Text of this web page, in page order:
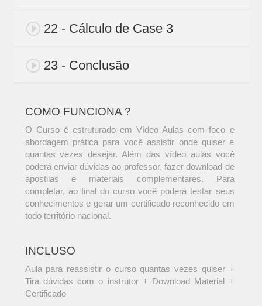
22 - Cálculo de Case 3
23 - Conclusão
COMO FUNCIONA ?
O Curso é estruturado em Vídeo Aulas com foco e
abordagem prática para você assistir onde quiser e
quantas vezes desejar. Além das vídeo aulas você
poderá enviar dúvidas ao professor, fazer download de
apostilas e materiais complementares. Para
completar, ao final do curso você poderá testar seus
conhecimentos e gerar um certificado reconhecido em
todo território nacional.
INCLUSO
Aula para reassistir o curso quantas vezes quiser +
Tira dúvidas com o instrutor + Download Material +
Certificado